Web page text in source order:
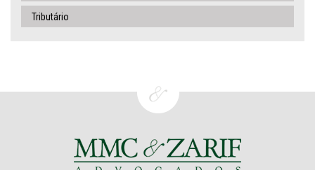
Tributário